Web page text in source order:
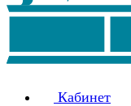
Кабинет